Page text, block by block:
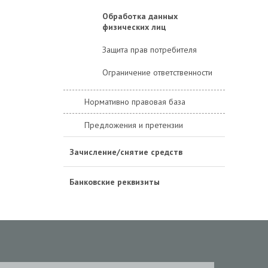
Обработка данных
физических лиц
Защита прав потребителя
Ограничение ответственности
Нормативно правовая база
Предложения и претензии
Зачисление/снятие средств
Банковские реквизиты